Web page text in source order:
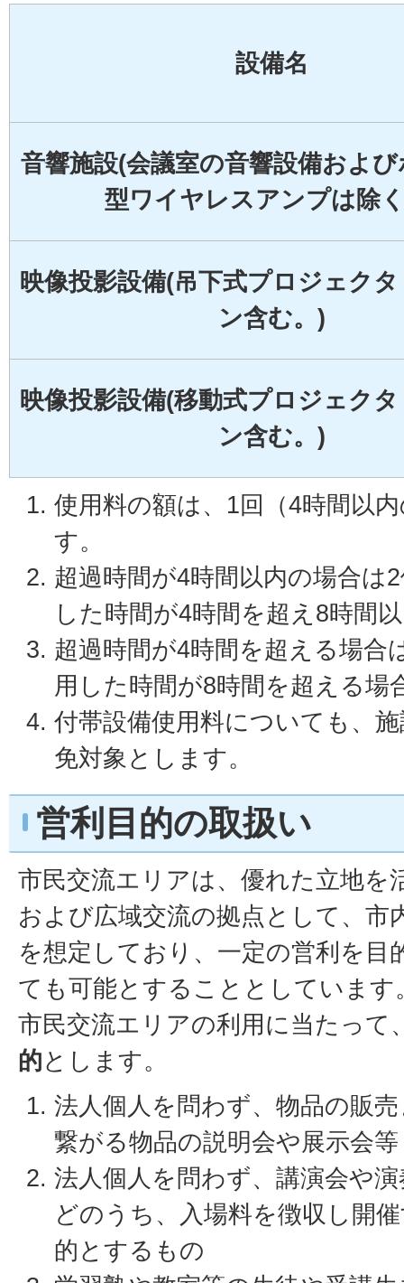
設備名
音響施設(会議室の音響設備およ
型ワイヤレスアンプは除
映像投影設備(吊下式プロジェク
ン含む。)
映像投影設備(移動式プロジェク
ン含む。)
使用料の額は、1回（4時間以
す。
超過時間が4時間以内の場合は
した時間が4時間を超え8時間
超過時間が4時間を超える場合
用した時間が8時間を超える場
付帯設備使用料についても、
免対象とします。
営利目的の取扱い
市民交流エリアは、優れた立地を
および広域交流の拠点として、市
を想定しており、一定の営利を目
ても可能とすることとしています
市民交流エリアの利用に当たって
的とします。
法人個人を問わず、物品の販
繋がる物品の説明会や展示会等
法人個人を問わず、講演会や
どのうち、入場料を徴収し開
的とするもの